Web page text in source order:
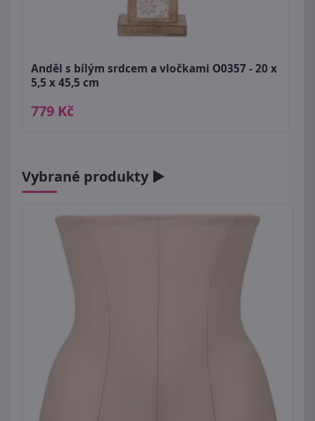
Anděl s bílým srdcem a vločkami O0357 - 20 x
5,5 x 45,5 cm
779 Kč
Vybrané produkty ►